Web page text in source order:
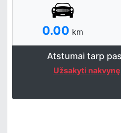
0.00 km
Atstumai tarp
Užsakyti nakvynę